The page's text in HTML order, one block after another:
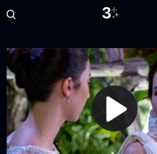
Play
Video
อย่ามายุ่งกับฉันอีก
ไม่มีใครลืมรักแรกได้หรอก